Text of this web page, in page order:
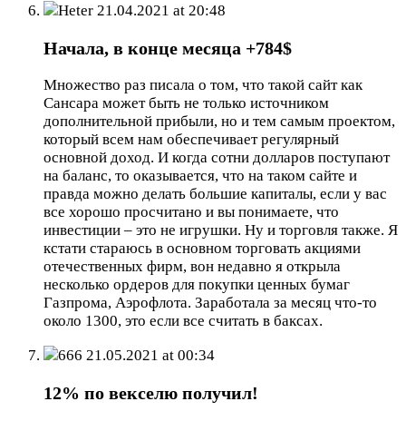
Heter 21.04.2021 at 20:48
Начала, в конце месяца +784$
Множество раз писала о том, что такой сайт как
Сансара может быть не только источником
дополнительной прибыли, но и тем самым проектом,
который всем нам обеспечивает регулярный
основной доход. И когда сотни долларов поступают
на баланс, то оказывается, что на таком сайте и
правда можно делать большие капиталы, если у вас
все хорошо просчитано и вы понимаете, что
инвестиции – это не игрушки. Ну и торговля также. Я
кстати стараюсь в основном торговать акциями
отечественных фирм, вон недавно я открыла
несколько ордеров для покупки ценных бумаг
Газпрома, Аэрофлота. Заработала за месяц что-то
около 1300, это если все считать в баксах.
666 21.05.2021 at 00:34
12% по векселю получил!